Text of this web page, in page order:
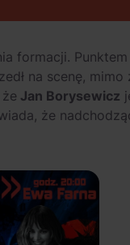
formacji.
na scenę, mimo
Jan Borysewicz
że